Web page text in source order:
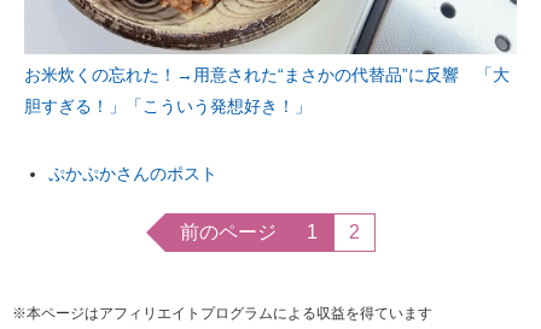
お米炊くの忘れた！→用意された“まさかの代替品”に反響 「大
胆すぎる！」「こういう発想好き！」
ぷかぷかさんのポスト
前のページ 1 2
※本ページはアフィリエイトプログラムによる収益を得ています